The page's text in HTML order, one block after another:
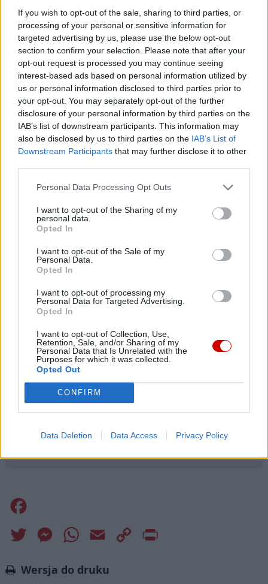
If you wish to opt-out of the sale, sharing to third parties, or
processing of your personal or sensitive information for
targeted advertising by us, please use the below opt-out
section to confirm your selection. Please note that after your
opt-out request is processed you may continue seeing
interest-based ads based on personal information utilized by
us or personal information disclosed to third parties prior to
your opt-out. You may separately opt-out of the further
disclosure of your personal information by third parties on the
IAB’s list of downstream participants. This information may
also be disclosed by us to third parties on the IAB’s List of
Downstream Participants that may further disclose it to other
Personal Data Processing Opt Outs
I want to opt-out of the Sharing of my
personal data.
Opted In
I want to opt-out of the Sale of my
Personal Data.
Opted In
I want to opt-out of processing my
Personal Data for Targeted Advertising.
Opted In
I want to opt-out of Collection, Use,
Retention, Sale, and/or Sharing of my
Personal Data that Is Unrelated with the
Purposes for which it was collected.
Opted Out
CONFIRM
Data Deletion Data Access Privacy Policy
Nikanor oświadczył, iż jeśli do tego dojdzie, to on opuści
swój kraj i przeniesie się na Świętą Górę Atos. „Ten wybór
będzie szaleństwem” – oznajmił Nikanor, a po wyborze
napisał na Facebooku: „To jak z podręcznikaKGB!
Patriarcha Daniel jest dla was uczciwy! Moim patriarchą
jest od dzisiaj Bartłomiej. Jutro wydaję oświadczenie, że
opuszczam BKP!”.
Niezadowolenie z wyboru wyraził również metropolita
tyberopolski Tichon, wskazując, iż z nowym
zwierzchnikiem trudno się komunikuje. Jedną z przyczyn
tego jest popieranie przez Daniela Rosyjskiego Kościoła
Prawosławnego. Tichon oznajmił, że nie wyobrażał sobie
cieszymy się, że odwiedzasz nasz portal. Jesteśmy
tu dla Ciebie!
Każdego dnia publikujemy najważniejsze
informacje z życia Kościoła w Polsce i na świecie.
Jednak bez Twojej pomocy sprostanie temu
zadaniu będzie coraz trudniejsze.
Dlatego prosimy Cię o
pośrednictwem serwisu Patronite.
misję. Więcej informacji znajdziesz tutaj.
Twitter MessengerWhatsApp
Email
Copy
Wersja do druku